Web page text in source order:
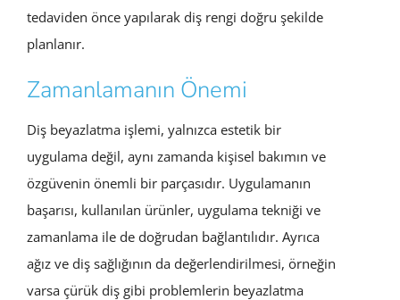
tedaviden önce yapılarak diş rengi doğru şekilde
planlanır.
Zamanlamanın Önemi
Diş beyazlatma işlemi, yalnızca estetik bir
uygulama değil, aynı zamanda kişisel bakımın ve
özgüvenin önemli bir parçasıdır. Uygulamanın
başarısı, kullanılan ürünler, uygulama tekniği ve
zamanlama ile de doğrudan bağlantılıdır. Ayrıca
ağız ve diş sağlığının da değerlendirilmesi, örneğin
varsa çürük diş gibi problemlerin beyazlatma